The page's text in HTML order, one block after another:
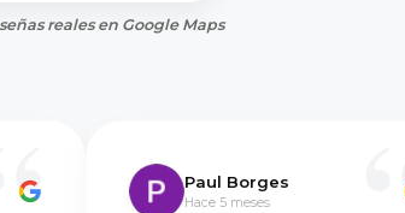
reales en Google Maps
Paul Borges
Hace 5 meses